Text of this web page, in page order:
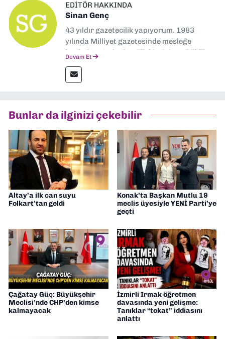
EDITÖR HAKKINDA
Sinan Genç
43 yıldır gazetecilik yapıyorum. 1983
yılında Milliyet gazetesinde mesleğe
başladım. Ardından Türkiye’nin en köklü
muhabir, editör, müdür yardımcısı ve spor
müdürü olarak görev yaptım. Ayrıca Yeni
Gazetesi'nde editörlük yapıyorum
Devam Et
Bunlar da ilginizi çekebilir
Altay’a ilk can suyu
Folkart’tan geldi
Konak’ta Başkan Mutlu 19
meclis üyesiyle YENİ Parti’ye
geçti
Çağatay Güç: Büyükşehir
Meclisi’nde CHP’den kimse
kalmayacak
İzmirli Irmak öğretmen
davasında yeni gelişme:
Tanıklar “tokat” iddiasını
anlattı